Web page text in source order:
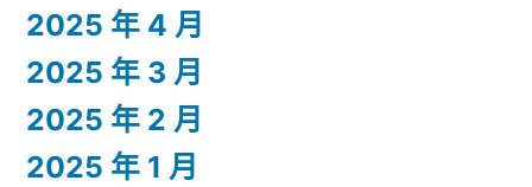
2025 年 4 月
2025 年 3 月
2025 年 2 月
2025 年 1 月